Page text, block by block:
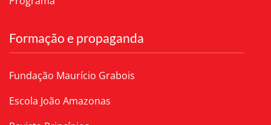
Formação e propaganda
Fundação Maurício Grabois
Escola João Amazonas